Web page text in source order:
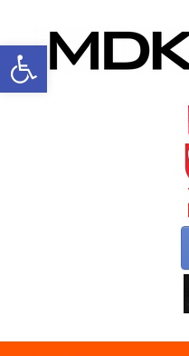
Open toolbar